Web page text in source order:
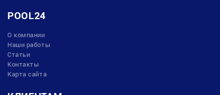
POOL24
О компании
Наши работы
Статьи
Контакты
Карта сайта